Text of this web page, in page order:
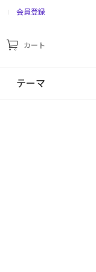
会員登録
カート
テーマ